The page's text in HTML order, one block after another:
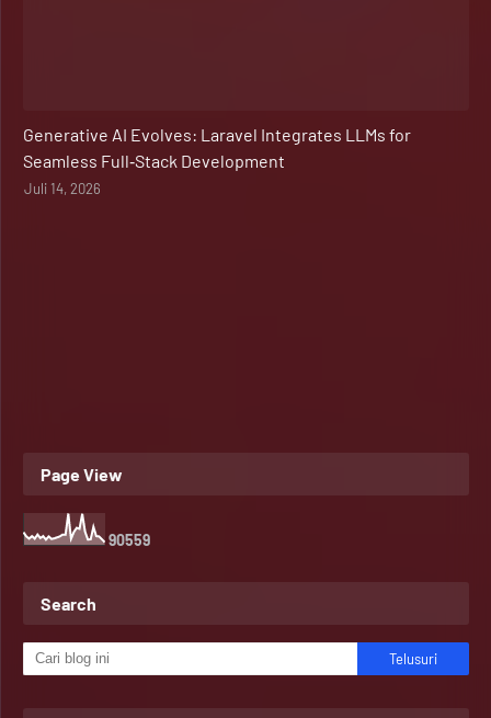
Generative AI Evolves: Laravel Integrates LLMs for
Seamless Full‑Stack Development
Juli 14, 2026
Page View
90559
Search